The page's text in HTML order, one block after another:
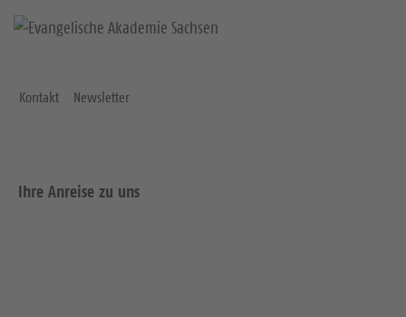
Kontakt Newsletter
Ihre Anreise zu uns